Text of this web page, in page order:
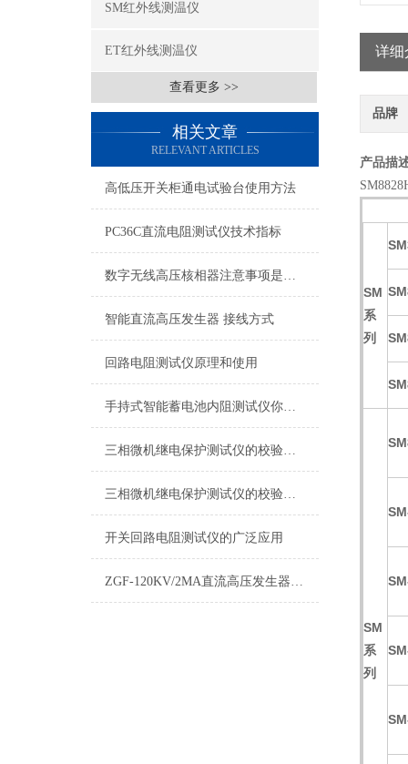
SM红外线测温仪
ET红外线测温仪
查看更多 >>
相关文章
RELEVANT ARTICLES
高低压开关柜通电试验台使用方法
PC36C直流电阻测试仪技术指标
数字无线高压核相器注意事项是什么
智能直流高压发生器 接线方式
回路电阻测试仪原理和使用
手持式智能蓄电池内阻测试仪你了解吗？
三相微机继电保护测试仪的校验工作
三相微机继电保护测试仪的校验方法
开关回路电阻测试仪的广泛应用
ZGF-120KV/2MA直流高压发生器 分体和一体技术参数
详细
品牌
产品描
SM
系
列
SM
系
列